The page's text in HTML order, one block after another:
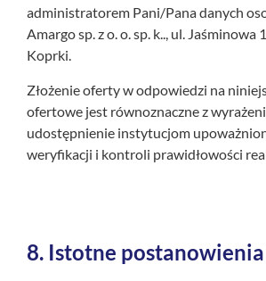
administratorem Pani/Pana danych
Amargo sp. z o. o. sp. k.., ul. Jaśminowa
Koprki.
Złożenie oferty w odpowiedzi na
ofertowe jest równoznaczne z
udostępnienie instytucjom
weryfikacji i kontroli prawidłowości
8. Istotne